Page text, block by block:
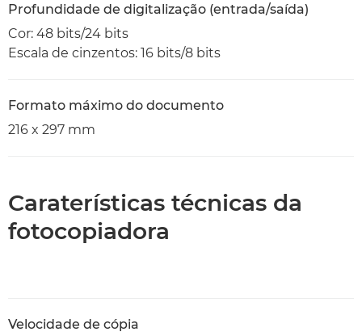
Profundidade de digitalização (entrada/saída)
Cor: 48 bits/24 bits
Escala de cinzentos: 16 bits/8 bits
Formato máximo do documento
216 x 297 mm
Caraterísticas técnicas da
fotocopiadora
Velocidade de cópia